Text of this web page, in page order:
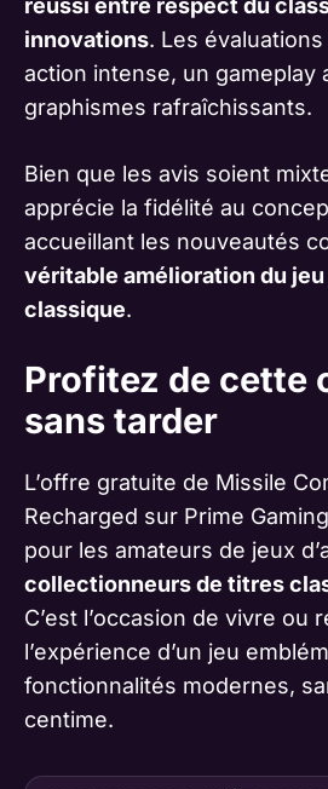
réussi entre respect du
innovations. Les
action intense, un gameplay
graphismes rafraîchissants.
Bien que les avis soient
apprécie la fidélité au
accueillant les nouveautés
véritable amélioration du jeu
classique.
Profitez de cette
sans tarder
L’offre gratuite de Missile
Recharged sur Prime
pour les amateurs de jeux
collectionneurs de titres
C’est l’occasion de vivre ou
l’expérience d’un jeu
fonctionnalités modernes,
centime.